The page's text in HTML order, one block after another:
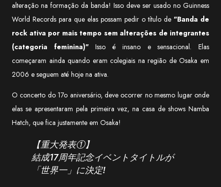
alteração na formação da banda! Isso deve ser usado no Guinness
World Records para que elas possam pedir o título de "Banda de
rock ativa por mais tempo sem alterações de integrantes
(categoria feminina)"Isso é insano e sensacional. Elas
começaram ainda quando eram colegiais na região de Osaka em
2006 e seguem até hoje na ativa.
O concerto do 17o aniversário, deve ocorrer no mesmo lugar onde
elas se apresentaram pela primeira vez, na casa de shows Namba
Hatch, que fica justamente em Osaka!
【重大発表①】
結成17周年記念イベントタイトルが
「世界一」に決定!